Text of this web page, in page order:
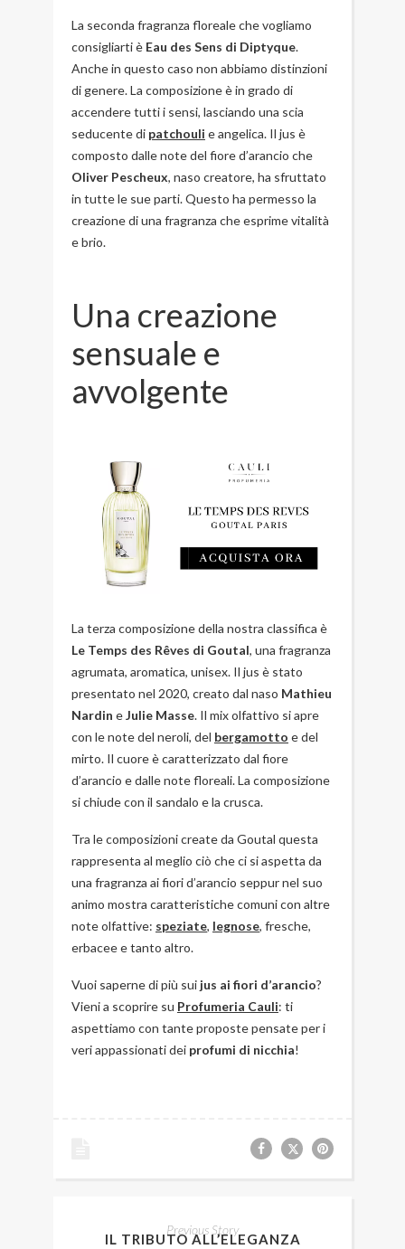
La seconda fragranza floreale che vogliamo
consigliarti è Eau des Sens di Diptyque.
Anche in questo caso non abbiamo distinzioni
di genere. La composizione è in grado di
accendere tutti i sensi, lasciando una scia
seducente di patchouli e angelica. Il jus è
composto dalle note del fiore d’arancio che
Oliver Pescheux, naso creatore, ha sfruttato
in tutte le sue parti. Questo ha permesso la
creazione di una fragranza che esprime vitalità
e brio.
Una creazione
sensuale e
avvolgente
La terza composizione della nostra classifica è
Le Temps des Rêves di Goutal, una fragranza
agrumata, aromatica, unisex. Il jus è stato
presentato nel 2020, creato dal naso Mathieu
Nardin eJulie Masse. Il mix olfattivo si apre
con le note del neroli, del bergamotto e del
mirto. Il cuore è caratterizzato dal fiore
d’arancio e dalle note floreali. La composizione
si chiude con il sandalo e la crusca.
Tra le composizioni create da Goutal questa
rappresenta al meglio ciò che ci si aspetta da
una fragranza ai fiori d’arancio seppur nel suo
animo mostra caratteristiche comuni con altre
note olfattive: speziate, legnose, fresche,
erbacee e tanto altro.
Vuoi saperne di più sui jus ai fiori d’arancio?
Vieni a scoprire su Profumeria Cauli: ti
aspettiamo con tante proposte pensate per i
veri appassionati dei profumi di nicchia!
Previous Story
IL TRIBUTO ALL’ELEGANZA